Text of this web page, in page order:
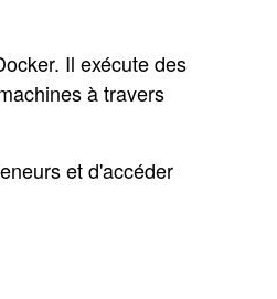
Il exécute des
à travers
et d'accéder